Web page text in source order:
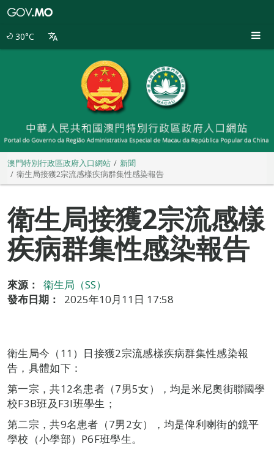
30°C
澳門特別行政區政府入口網站
新聞
衛生局接獲2宗流感樣疾病群集性感染報告
衛生局接獲2宗流感樣
疾病群集性感染報告
來源：
衛生局（SS）
發布日期：
2025年10月11日 17:58
衛生局今（11）日接獲2宗流感樣疾病群集性感染報
告，具體如下：
第一宗，共12名患者（7男5女），均是米尼奧街聯國學
校F3B班及F3I班學生；
第二宗，共9名患者（7男2女），均是俾利喇街的鏡平
學校（小學部）P6F班學生。